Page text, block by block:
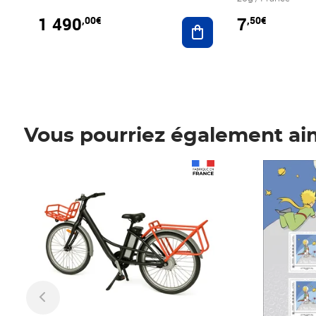
1 490,00€ Ajouter au panier
7,50€
Vous pourriez également
Prix 7,50€